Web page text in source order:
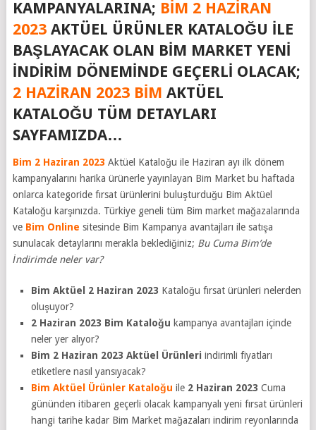
KAMPANYALARINA; BIM 2 HAZIRAN
2023AKTÜEL ÜRÜNLER KATALOĞU ILE
BAŞLAYACAK OLAN BIM MARKET YENI
INDIRIM DÖNEMINDE GEÇERLI OLACAK;
2 HAZIRAN 2023 BIM AKTÜEL
KATALOĞU TÜM DETAYLARI
SAYFAMIZDA…
Bim 2 Haziran 2023 Aktüel Kataloğu ile Haziran ayı ilk dönem
kampanyalarını harika ürünerle yayınlayan Bim Market bu haftada
onlarca kategoride fırsat ürünlerini buluşturduğu Bim Aktüel
Kataloğu karşınızda. Türkiye geneli tüm Bim market mağazalarında
ve Bim Online sitesinde Bim Kampanya avantajları ile satışa
sunulacak detaylarını merakla beklediğiniz; Bu Cuma Bim’de
İndirimde neler var?
Bim Aktüel 2 Haziran 2023 Kataloğu fırsat ürünleri nelerden
oluşuyor?
2 Haziran 2023 Bim Kataloğu kampanya avantajları içinde
neler yer alıyor?
Bim 2 Haziran 2023 Aktüel Ürünleri indirimli fiyatları
etiketlere nasıl yansıyacak?
Bim Aktüel Ürünler Kataloğu ile 2 Haziran 2023 Cuma
gününden itibaren geçerli olacak kampanyalı yeni fırsat ürünleri
hangi tarihe kadar Bim Market mağazaları indirim reyonlarında